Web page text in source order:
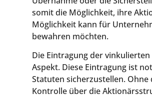
somit die Möglichkeit, ihre
Möglichkeit kann für
bewahren möchten.
Die Eintragung der
Aspekt. Diese Eintragung ist
Statuten sicherzustellen.
Kontrolle über die